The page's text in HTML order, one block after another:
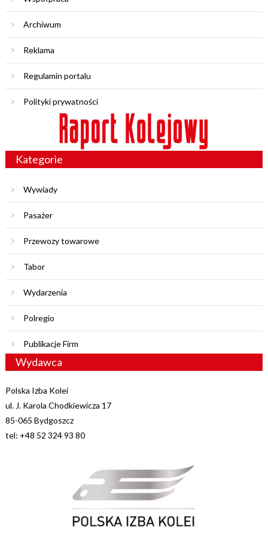
Archiwum
Reklama
Regulamin portalu
Polityki prywatności
Kategorie
Wywiady
Pasażer
Przewozy towarowe
Tabor
Wydarzenia
Polregio
Publikacje Firm
Wydawca
Polska Izba Kolei
ul. J. Karola Chodkiewicza 17
85-065 Bydgoszcz
tel: +48 52 324 93 80